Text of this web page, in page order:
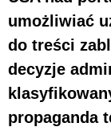
umożliwiać
do treści
decyzje
propaganda